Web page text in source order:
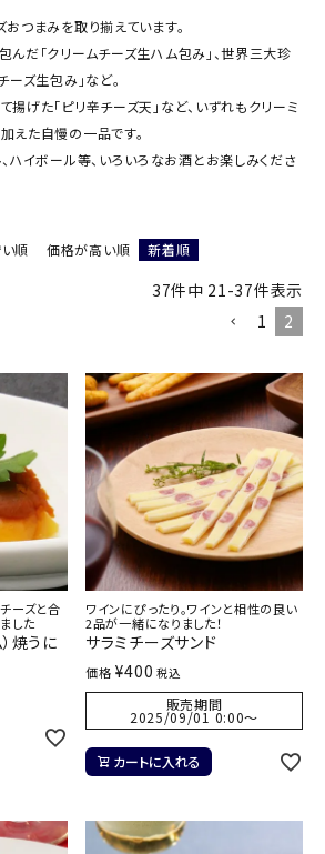
つまみを取り揃えています。
だ「クリームチーズ生ハム包み」、世界三大珍
ーズ生包み」など。
げた「ピリ辛チーズ天」など、いずれもクリーミ
えた自慢の一品です。
ハイボール等、いろいろなお酒とお楽しみくださ
順 価格が高い順 新着順
37件中 21 -37件表示
1
2
ーズと合
した
焼うに
ワインにぴったり。ワインと相性の良い
2品が一緒になりました！
サラミチーズサンド
価格 ¥400 税込
販売期間
2025/09/01 0:00〜
カートに入れる